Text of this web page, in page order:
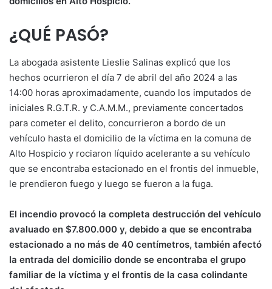
¿QUÉ PASÓ?
La abogada asistente Lieslie Salinas explicó que los
hechos ocurrieron el día 7 de abril del año 2024 a las
14:00 horas aproximadamente, cuando los imputados de
iniciales R.G.T.R. y C.A.M.M., previamente concertados
para cometer el delito, concurrieron a bordo de un
vehículo hasta el domicilio de la víctima en la comuna de
Alto Hospicio y rociaron líquido acelerante a su vehículo
que se encontraba estacionado en el frontis del inmueble,
le prendieron fuego y luego se fueron a la fuga.
El incendio provocó la completa destrucción del vehículo
avaluado en $7.800.000 y, debido a que se encontraba
estacionado a no más de 40 centímetros, también afectó
la entrada del domicilio donde se encontraba el grupo
familiar de la víctima y el frontis de la casa colindante